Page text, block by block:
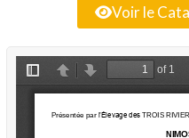
Voir le